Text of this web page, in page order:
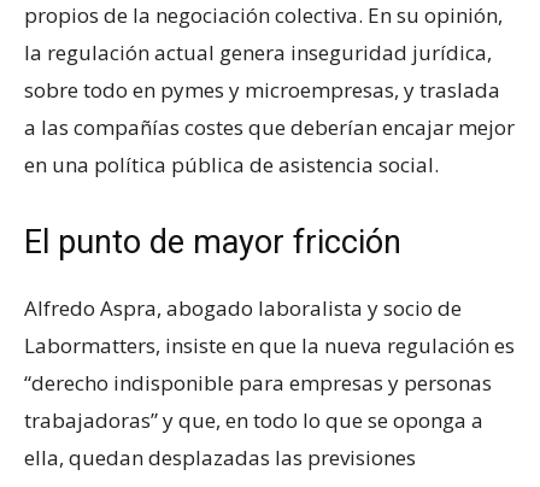
propios de la negociación colectiva. En su opinión,
la regulación actual genera inseguridad jurídica,
sobre todo en pymes y microempresas, y traslada
a las compañías costes que deberían encajar mejor
en una política pública de asistencia social.
El punto de mayor fricción
Alfredo Aspra, abogado laboralista y socio de
Labormatters, insiste en que la nueva regulación es
“derecho indisponible para empresas y personas
trabajadoras” y que, en todo lo que se oponga a
ella, quedan desplazadas las previsiones